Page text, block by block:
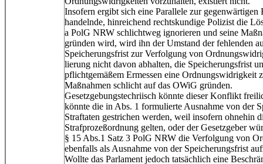
Insofern ergibt sich eine Parallele zur
handelnde, hinreichend rechtskundige Polizist die
a PolG NRW schlichtweg ignorieren und seine
gründen wird, wird ihn der Umstand der fehlenden
Speicherungsfrist zur Verfolgung von
lierung nicht davon abhalten, die Speicherungsfrist
pflichtgemäßem Ermessen eine Ordnungswidrigkeit
Maßnahmen schlicht auf das OWiG gründen.
Gesetzgebungstechriisch könnte dieser Konflikt
könnte die in Abs. 1 formulierte Ausnahme von der
Straftaten gestrichen werden, weil insofern ohnehin
Strafprozeßordnung gelten, oder der Gesetzgeber
§ 15 Abs.1 Satz 3 PolG NRW die Verfolgung von
ebenfalls als Ausnahme von der Speicherungsfrist
Wollte das Parlament jedoch tatsächlich eine